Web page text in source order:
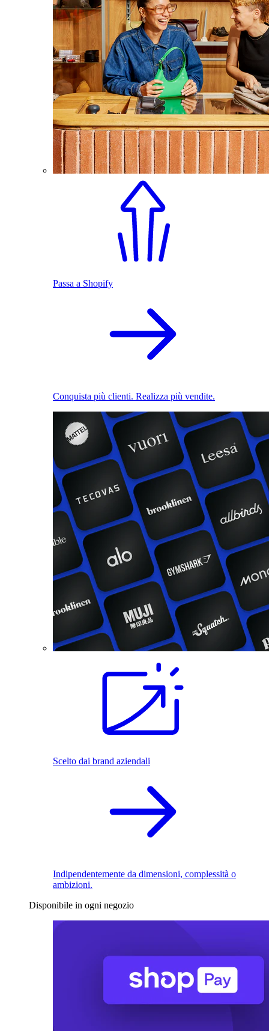
Passa a Shopify
Conquista più clienti. Realizza più vendite.
Scelto dai brand aziendali
Indipendentemente da dimensioni, complessità o
ambizioni.
Disponibile in ogni negozio